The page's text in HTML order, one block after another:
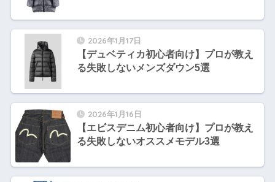
2026年1月17日
【デュベティカ初心者向け】プロが教え
る失敗しないメンズダウン5選
2026年1月16日
【エビスデニム初心者向け】プロが教え
る失敗しないオススメモデル3選